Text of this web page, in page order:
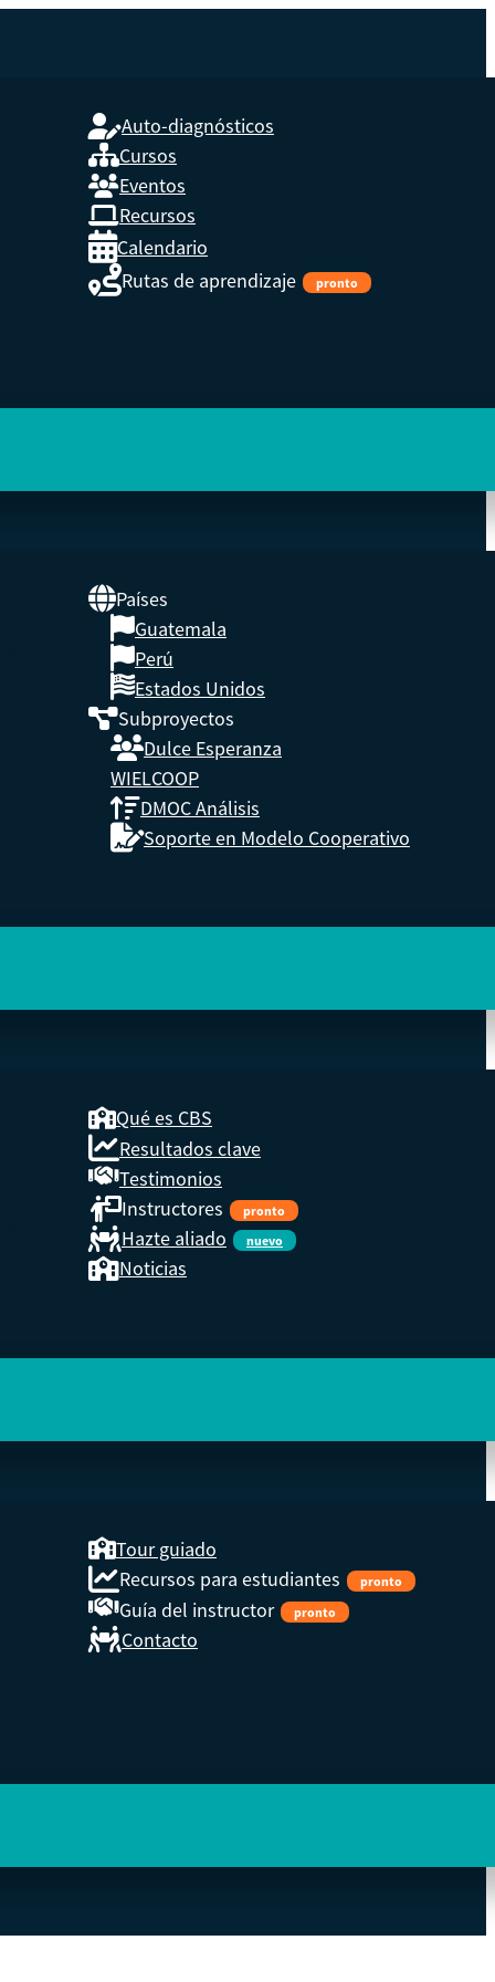
Auto-diagnósticos
Cursos
Eventos
Recursos
Calendario
Rutas de aprendizaje
pronto
Países
Guatemala
Perú
Estados Unidos
Subproyectos
Dulce Esperanza
WIELCOOP
DMOC Análisis
Soporte en Modelo Cooperativo
Qué es CBS
Resultados clave
Testimonios
Instructores
pronto
Hazte aliado nuevo
Noticias
Tour guiado
Recursos para estudiantes
pronto
Guía del instructor pronto
Contacto